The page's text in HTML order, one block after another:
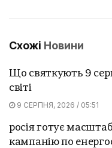
Схожі Новини
Що святкують 9
світі
9 СЕРПНЯ, 2026 / 05:51
росія готує
кампанію по